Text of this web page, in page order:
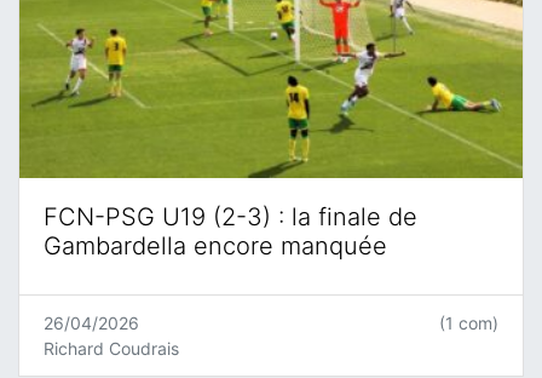
FCN-PSG U19 (2-3) : la finale de
Gambardella encore manquée
26/04/2026
Richard Coudrais
(1 com)